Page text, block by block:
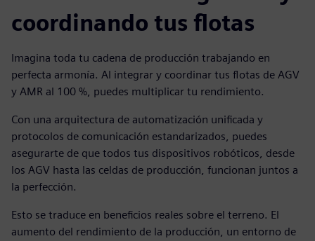
coordinando tus flotas
Imagina toda tu cadena de producción trabajando en
perfecta armonía. Al integrar y coordinar tus flotas de AGV
y AMR al 100 %, puedes multiplicar tu rendimiento.
Con una arquitectura de automatización unificada y
protocolos de comunicación estandarizados, puedes
asegurarte de que todos tus dispositivos robóticos, desde
los AGV hasta las celdas de producción, funcionan juntos a
la perfección.
Esto se traduce en beneficios reales sobre el terreno. El
aumento del rendimiento de la producción, un entorno de